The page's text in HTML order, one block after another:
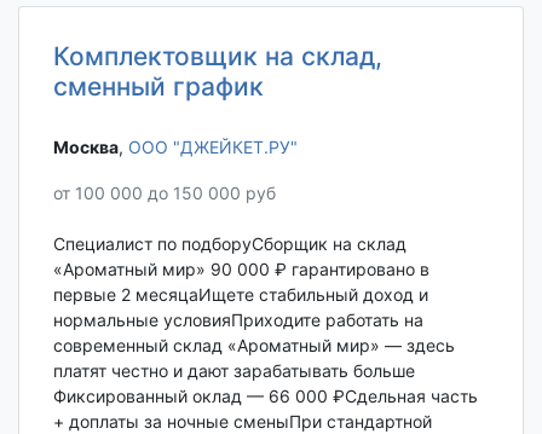
Комплектовщик на склад,
сменный график
Москва‎, ООО "ДЖЕЙКЕТ.РУ"
от 100 000 до 150 000 руб
Специалист по подборуСборщик на склад
«Ароматный мир» 90 000 ₽ гарантировано в
первые 2 месяцаИщете стабильный доход и
нормальные условияПриходите работать на
современный склад «Ароматный мир» — здесь
платят честно и дают зарабатывать больше
Фиксированный оклад — 66 000 ₽Сдельная часть
+ доплаты за ночные сменыПри стандартной